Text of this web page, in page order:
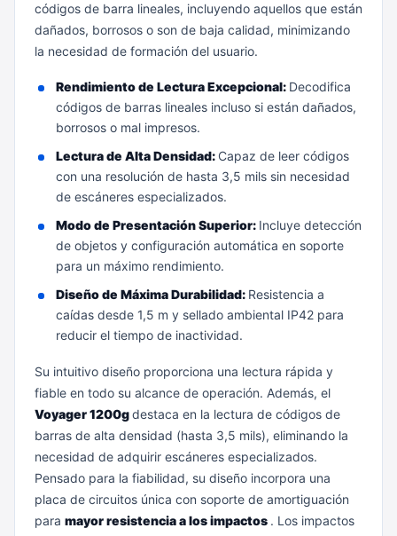
códigos de barra lineales, incluyendo aquellos que están
dañados, borrosos o son de baja calidad, minimizando
la necesidad de formación del usuario.
Rendimiento de Lectura Excepcional: Decodifica
códigos de barras lineales incluso si están dañados,
borrosos o mal impresos.
Lectura de Alta Densidad: Capaz de leer códigos
con una resolución de hasta 3,5 mils sin necesidad
de escáneres especializados.
Modo de Presentación Superior: Incluye detección
de objetos y configuración automática en soporte
para un máximo rendimiento.
Diseño de Máxima Durabilidad: Resistencia a
caídas desde 1,5 m y sellado ambiental IP42 para
reducir el tiempo de inactividad.
Su intuitivo diseño proporciona una lectura rápida y
fiable en todo su alcance de operación. Además, el
Voyager 1200gdestaca en la lectura de códigos de
barras de alta densidad (hasta 3,5 mils), eliminando la
necesidad de adquirir escáneres especializados.
Pensado para la fiabilidad, su diseño incorpora una
placa de circuitos única con soporte de amortiguación
para mayor resistencia a los impactos . Los impactos